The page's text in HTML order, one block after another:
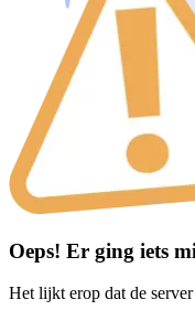
Oeps! Er ging iets
Het lijkt erop dat de